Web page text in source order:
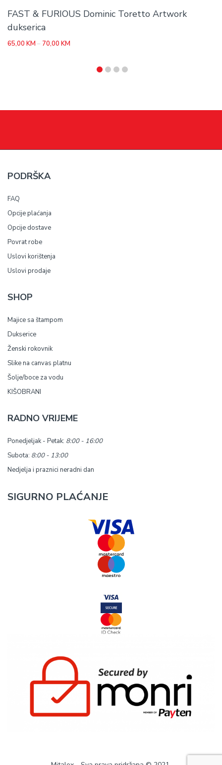
FAST & FURIOUS Dominic Toretto Artwork
dukserica
65,00 KM – 70,00 KM
PODRŠKA
FAQ
Opcije plaćanja
Opcije dostave
Povrat robe
Uslovi korištenja
Uslovi prodaje
SHOP
Majice sa štampom
Dukserice
Ženski rokovnik
Slike na canvas platnu
Šolje/boce za vodu
KIŠOBRANI
RADNO VRIJEME
Ponedjeljak - Petak: 8:00 - 16:00
Subota: 8:00 - 13:00
Nedjelja i praznici neradni dan
SIGURNO PLAĆANJE